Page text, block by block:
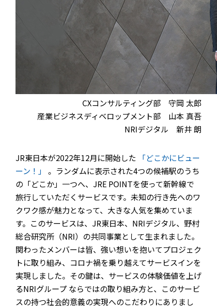
CXコンサルティング部 守岡 太郎
産業ビジネスディベロップメント部 山本 真吾
NRIデジタル 新井 朗
JR東日本が2022年12月に開始した
「どこかにビュー
ーン！」 。ランダムに表示された4つの候補駅のうち
の「どこか」一つへ、JRE POINTを使って新幹線で
旅行していただくサービスです。未知の行き先へのワ
クワク感が魅力となって、大きな人気を集めていま
す。このサービスは、JR東日本、NRIデジタル、野村
総合研究所（NRI）の共同事業として生まれました。
関わったメンバーは皆、強い想いを抱いてプロジェク
トに取り組み、コロナ禍を乗り越えてサービスインを
実現しました。その鍵は、サービスの体験価値を上げ
るNRIグループ ならではの取り組み方と、このサービ
スの持つ社会的意義の実現へのこだわりにありまし